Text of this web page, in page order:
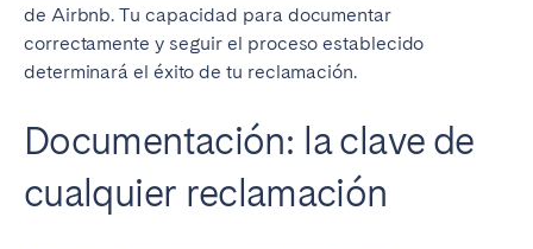
de Airbnb. Tu capacidad para documentar
correctamente y seguir el proceso establecido
determinará el éxito de tu reclamación.
Documentación: la clave de
cualquier reclamación